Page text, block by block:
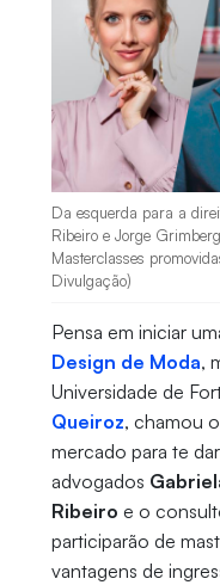
Da esquerda para a
Ribeiro e Jorge
Masterclasses
Divulgação)
Pensa em iniciar
Design de Moda,
Universidade de
Queiroz, chamou
mercado para te
advogados
Ribeiro e o
participarão de
vantagens de